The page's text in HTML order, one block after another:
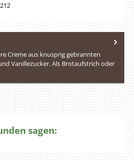
Creme aus knusprig gebrannten
Vanillezucker. Als Brotaufstrich oder
sagen: